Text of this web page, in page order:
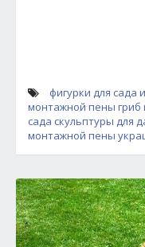
фигурки для
монтажной пены
сада скульптуры для
монтажной пены